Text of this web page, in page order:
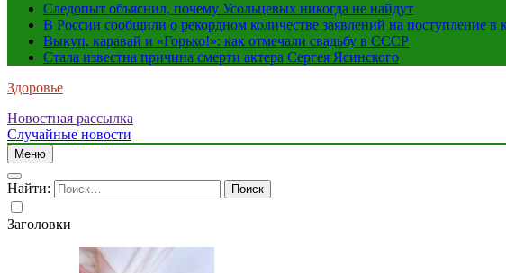
Следопыт объяснил, почему Усольцевых никогда не найдут
В России сообщили о рекордном количестве заявлений на поступление в
Выкуп, каравай и «Горько!»: как отмечали свадьбу в СССР
Стала известна причина смерти актера Сергея Ясинского
Здоровье
Новостная рассылка
Случайные новости
Меню
Найти:
Заголовки